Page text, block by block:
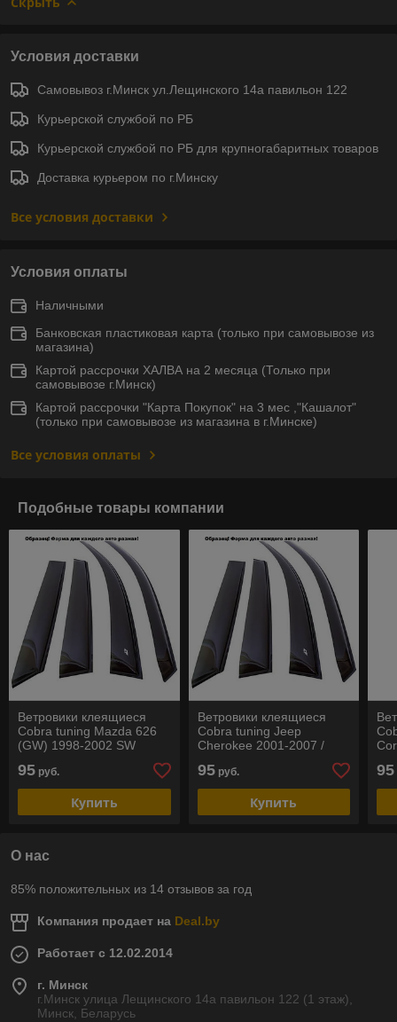
Условия доставки
Самовывоз г.Минск ул.Лещинского 14а павильон 122
Курьерской службой по РБ
Курьерской службой по РБ для крупногабаритных товаров
Доставка курьером по г.Минску
Все условия доставки
Условия оплаты
Наличными
Банковская пластиковая карта (только при самовывозе из
магазина)
Картой рассрочки ХАЛВА на 2 месяца (Только при
самовывозе г.Минск)
Картой рассрочки "Карта Покупок" на 3 мес ,"Кашалот"
(только при самовывозе из магазина в г.Минске)
Все условия оплаты
Подобные товары компании
Ветровики клеящиеся
Cobra tuning Mazda 626
(GW) 1998-2002 SW
95 руб.
Купить
Ветровики клеящиеся
Cobra tuning Jeep
Cherokee 2001-2007 /
95руб.
Купить
95
О нас
85% положительных из 14 отзывов за год
Компания продает на Deal.by
Работает с 12.02.2014
г. Минск
г.Минск улица Лещинского 14а павильон 122 (1 этаж),
Минск, Беларусь